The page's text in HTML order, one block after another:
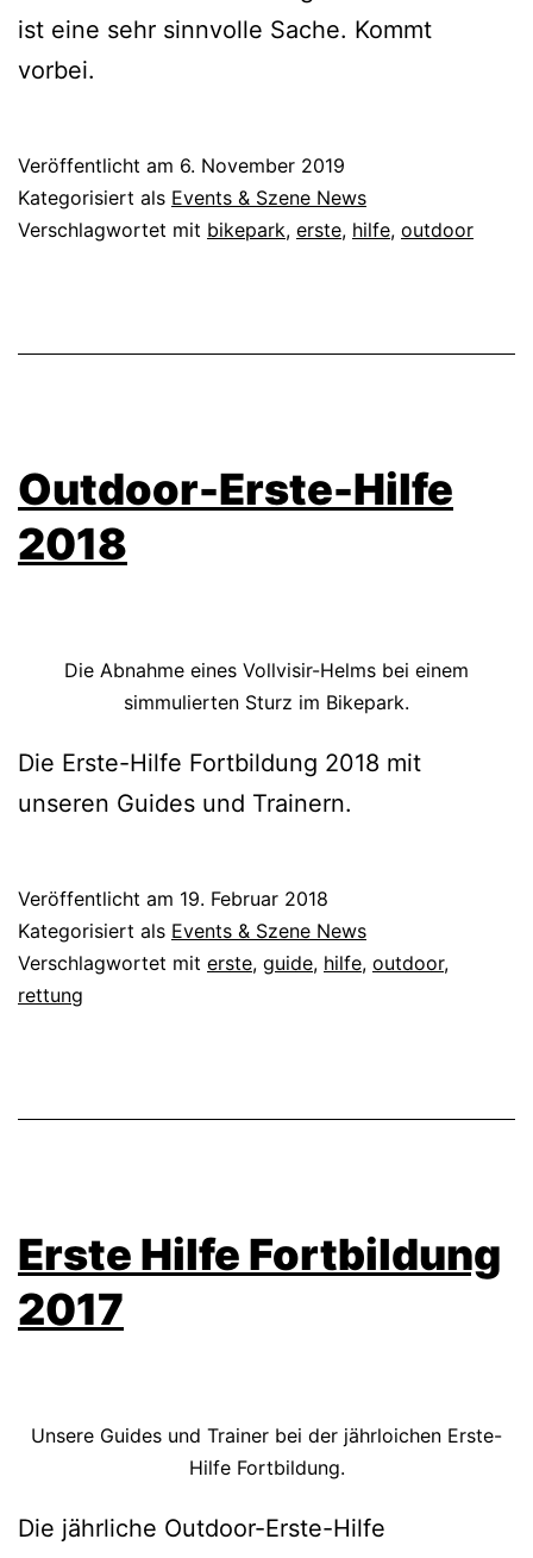
ist eine sehr sinnvolle Sache. Kommt
vorbei.
Veröffentlicht am 6. November 2019
Kategorisiert als Events & Szene News
Verschlagwortet mit bikepark, erste, hilfe, outdoor
Outdoor-Erste-Hilfe
2018
Die Abnahme eines Vollvisir-Helms bei einem
simmulierten Sturz im Bikepark.
Die Erste-Hilfe Fortbildung 2018 mit
unseren Guides und Trainern.
Veröffentlicht am 19. Februar 2018
Kategorisiert als Events & Szene News
Verschlagwortet mit erste, guide, hilfe, outdoor,
rettung
Erste Hilfe Fortbildung
2017
Unsere Guides und Trainer bei der jährloichen Erste-
Hilfe Fortbildung.
Die jährliche Outdoor-Erste-Hilfe